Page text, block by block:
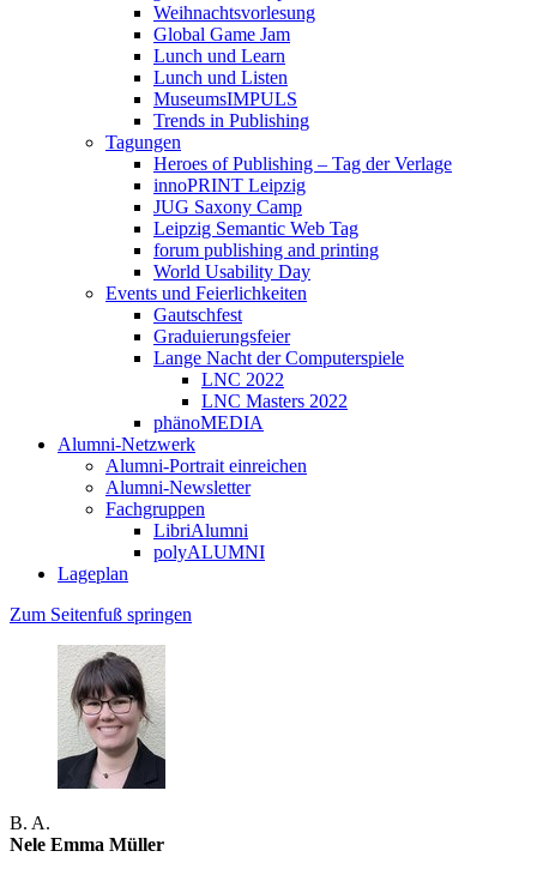
Weihnachtsvorlesung
Global Game Jam
Lunch und Learn
Lunch und Listen
MuseumsIMPULS
Trends in Publishing
Tagungen
Heroes of Publishing – Tag der Verlage
innoPRINT Leipzig
JUG Saxony Camp
Leipzig Semantic Web Tag
forum publishing and printing
World Usability Day
Events und Feierlichkeiten
Gautschfest
Graduierungsfeier
Lange Nacht der Computerspiele
LNC 2022
LNC Masters 2022
phänoMEDIA
Alumni-Netzwerk
Alumni-Portrait einreichen
Alumni-Newsletter
Fachgruppen
LibriAlumni
polyALUMNI
Lageplan
Zum Seitenfuß springen
B. A.
Nele Emma Müller